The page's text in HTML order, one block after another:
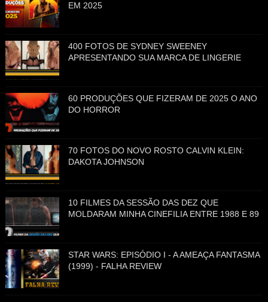
EM 2025
400 FOTOS DE SYDNEY SWEENEY
APRESENTANDO SUA MARCA DE LINGERIE
60 PRODUÇÕES QUE FIZERAM DE 2025 O ANO
DO HORROR
70 FOTOS DO NOVO ROSTO CALVIN KLEIN:
DAKOTA JOHNSON
10 FILMES DA SESSÃO DAS DEZ QUE
MOLDARAM MINHA CINEFILIA ENTRE 1988 E 89
STAR WARS: EPISÓDIO I - A AMEAÇA FANTASMA
(1999) - FALHA REVIEW